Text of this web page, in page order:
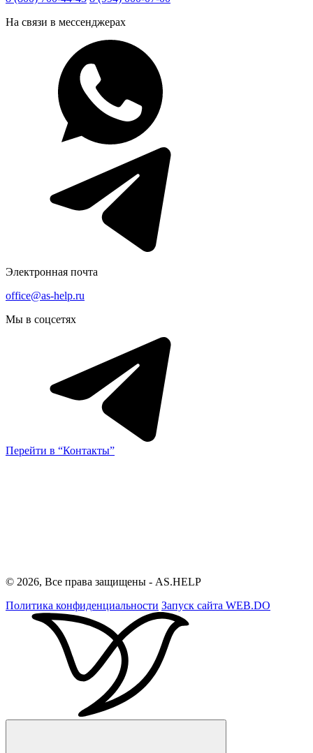
На связи в мессенджерах
Электронная почта
office@as-help.ru
Мы в соцсетях
Перейти в “Контакты”
© 2026, Все права защищены - AS.HELP
Политика конфиденциальности Запуск сайта WEB.DO